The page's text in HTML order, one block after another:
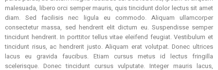
malesuada, libero orci semper mauris, quis tincidunt dolor lectus sit amet
diam. Sed facilisis nec ligula eu commodo. Aliquam ullamcorper
consectetur massa, sed hendrerit elit dictum eu. Suspendisse semper
tincidunt hendrerit. In porttitor tellus vitae eleifend feugiat. Vestibulum et
tincidunt risus, ac hendrerit justo. Aliquam erat volutpat. Donec ultrices
lacus eu gravida faucibus. Etiam cursus metus id lectus fringilla
scelerisque. Donec tincidunt cursus vulputate. Integer mauris lacus,